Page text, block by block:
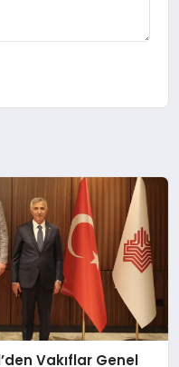
Vakıflar Genel